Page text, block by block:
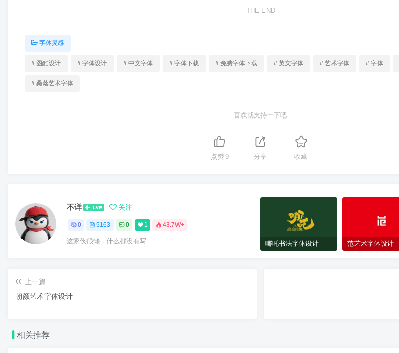
THE END
字体灵感
# 图酷设计 # 字体设计 # 中文字体 # 字体下载 # 免费字体下载 # 英文字体 # 艺术字体 # 字体
# 桑落艺术字体
喜欢就支持一下吧
点赞9 分享 收藏
不详 关注
0 5163 0 1 43.7W+
这家伙很懒，什么都没有写... 哪吒书法字体设计 范艺术字体设计
上一篇
朝颜艺术字体设计
相关推荐